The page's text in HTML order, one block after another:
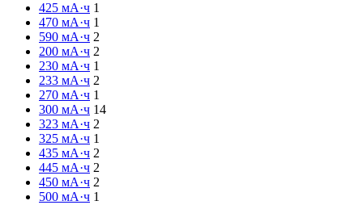
425 мА·ч 1
470 мА·ч 1
590 мА·ч 2
200 мА·ч 2
230 мА·ч 1
233 мА·ч 2
270 мА·ч 1
300 мА·ч 14
323 мА·ч 2
325 мА·ч 1
435 мА·ч 2
445 мА·ч 2
450 мА·ч 2
500 мА·ч 1